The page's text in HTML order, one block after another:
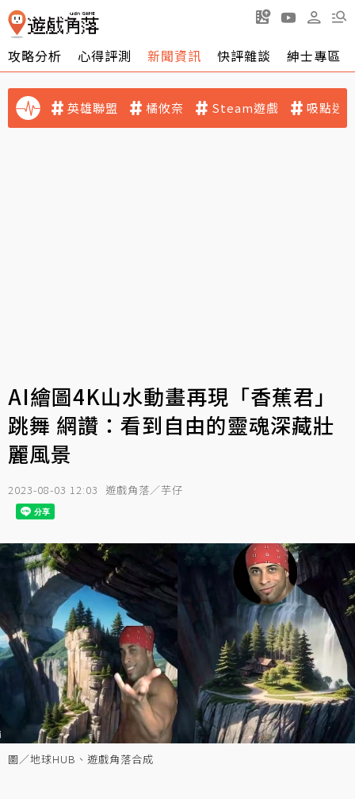
攻略分析 心得評測 新聞資訊 快評雜談 紳士專區
英雄聯盟 橘攸奈 Steam遊戲 吸點迷
AI繪圖4K山水動畫再現「香蕉君」
跳舞 網讚：看到自由的靈魂深藏壯
麗風景
2023-08-03 12:03 遊戲角落／芋仔
圖／地球HUB、遊戲角落合成